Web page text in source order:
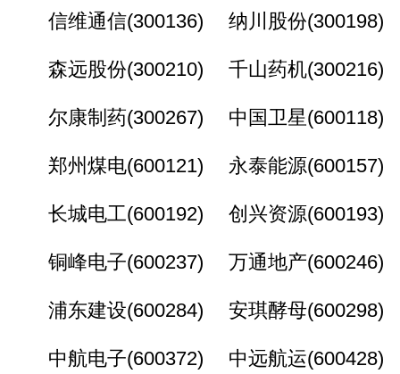
信维通信(300136) 纳川股份(300198)
森远股份(300210) 千山药机(300216)
尔康制药(300267) 中国卫星(600118)
郑州煤电(600121) 永泰能源(600157)
长城电工(600192) 创兴资源(600193)
铜峰电子(600237) 万通地产(600246)
浦东建设(600284) 安琪酵母(600298)
中航电子(600372) 中远航运(600428)